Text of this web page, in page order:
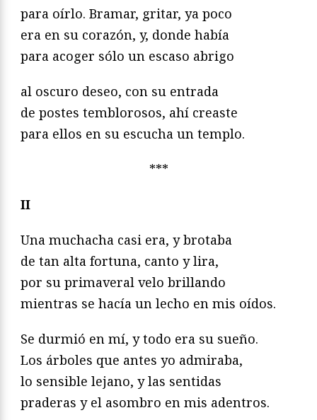
para oírlo. Bramar, gritar, ya poco
era en su corazón, y, donde había
para acoger sólo un escaso abrigo
al oscuro deseo, con su entrada
de postes temblorosos, ahí creaste
para ellos en su escucha un templo.
***
II
Una muchacha casi era, y brotaba
de tan alta fortuna, canto y lira,
por su primaveral velo brillando
mientras se hacía un lecho en mis oídos.
Se durmió en mí, y todo era su sueño.
Los árboles que antes yo admiraba,
lo sensible lejano, y las sentidas
praderas y el asombro en mis adentros.